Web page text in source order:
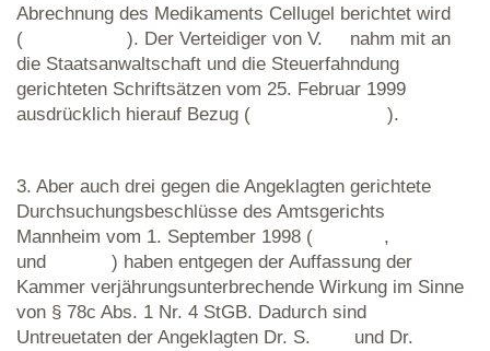
Abrechnung des Medikaments Cellugel berichtet wird
( ). Der Verteidiger von V. nahm mit an
die Staatsanwaltschaft und die Steuerfahndung
gerichteten Schriftsätzen vom 25. Februar 1999
ausdrücklich hierauf Bezug ( ).
3. Aber auch drei gegen die Angeklagten gerichtete
Durchsuchungsbeschlüsse des Amtsgerichts
Mannheim vom 1. September 1998 ( ,
und ) haben entgegen der Auffassung der
Kammer verjährungsunterbrechende Wirkung im Sinne
von § 78c Abs. 1 Nr. 4 StGB. Dadurch sind
Untreuetaten der Angeklagten Dr. S. und Dr.